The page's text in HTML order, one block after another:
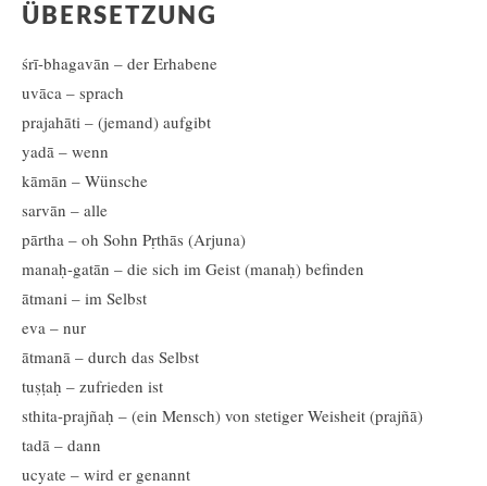
ÜBERSETZUNG
śrī-bhagavān – der Erhabene
uvāca – sprach
prajahāti – (jemand) aufgibt
yadā – wenn
kāmān – Wünsche
sarvān – alle
pārtha – oh Sohn Pṛthās (Arjuna)
manaḥ-gatān – die sich im Geist (manaḥ) befinden
ātmani – im Selbst
eva – nur
ātmanā – durch das Selbst
tuṣṭaḥ – zufrieden ist
sthita-prajñaḥ – (ein Mensch) von stetiger Weisheit (prajñā)
tadā – dann
ucyate – wird er genannt